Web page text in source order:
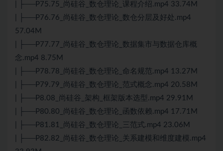
| ├──P75.75_尚硅谷_数仓理论_课程介绍.mp4 33.74M
| ├──P76.76_尚硅谷_数仓理论_数仓分层及好处.mp4
57.04M
| ├──P77.77_尚硅谷_数仓理论_数据集市与数据仓库概
念.mp4 8.75M
| ├──P78.78_尚硅谷_数仓理论_命名规范.mp4 13.27M
| ├──P79.79_尚硅谷_数仓理论_范式概念.mp4 20.58M
| ├──P8.08_尚硅谷_架构_框架版本选型.mp4 29.91M
| ├──P80.80_尚硅谷_数仓理论_函数依赖.mp4 17.71M
| ├──P81.81_尚硅谷_数仓理论_三范式.mp4 23.06M
| ├──P82.82_尚硅谷_数仓理论_关系建模和维度建模.mp4